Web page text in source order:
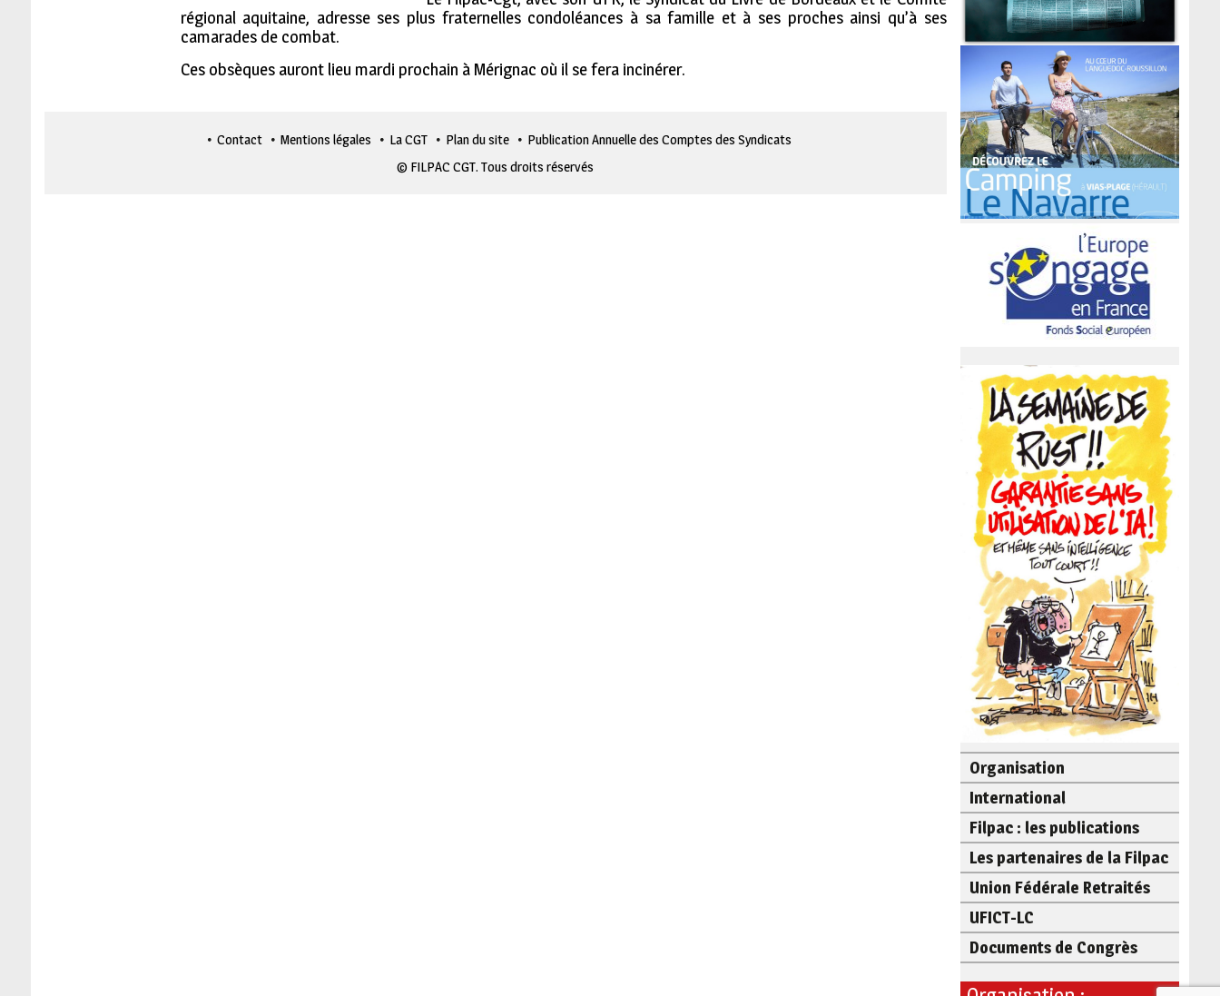
régional aquitaine, adresse ses plus fraternelles condoléances à sa famille et à ses proches ainsi qu’à ses
camarades de combat.
Ces obsèques auront lieu mardi prochain à Mérignac où il se fera incinérer.
Contact Mentions légales La CGT Plan du site
Publication Annuelle des Comptes des Syndicats
© FILPAC CGT. Tous droits réservés
Organisation
International
Filpac : les publications
Les partenaires de la Filpac
Union Fédérale Retraités
UFICT-LC
Documents de Congrès